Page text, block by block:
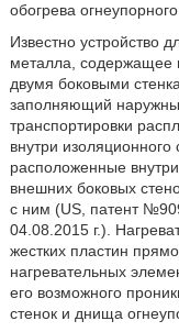
обогрева
Известно устройство
металла, содержащее
двумя боковыми
заполняющий
транспортировки
внутри
расположенные
внешних боковых
с ним (US, патент
04.08.2015 г.).
жестких пластин
нагревательных
его возможного
стенок и днища